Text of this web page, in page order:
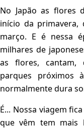
No Japão as flores
início da primavera,
março. E é nessa
milhares de
as flores, cantam,
parques próximos
normalmente dura
É... Nossa viagem
que vêm tem mais